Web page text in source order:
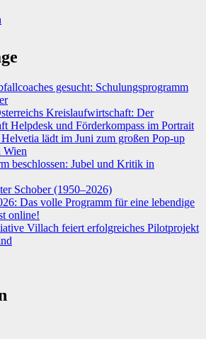
gesucht: Schulungsprogramm
Kreislaufwirtschaft: Der
Helpdesk und Förderkompass im Portrait
lädt im Juni zum großen Pop-up
Wien
beschlossen: Jubel und Kritik in
Schober (1950–2026)
Das volle Programm für eine lebendige
online!
Villach feiert erfolgreiches Pilotprojekt